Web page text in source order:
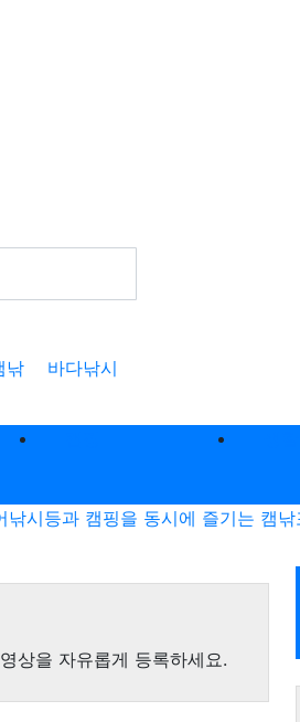
낚 바다낚시
시등과 캠핑을 동시에 즐기는 캠
상을 자유롭게 등록하세요.